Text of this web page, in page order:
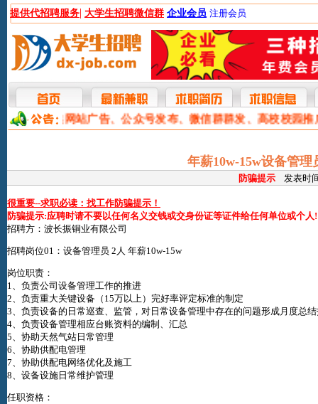
提供代招聘服务| 大学生招聘微信群 企业会员 注册会员
本网提供网站广告、公众号发布、微信群群发、高校校园
年薪10w-15w设备管
防骗提示 发表时
很重要--求职必读：找工作防骗提示！
防骗提示:应聘时请不要以任何名义交钱或交身份证等证件给任何单位或个人!
招聘方：波长振铜业有限公司
招聘岗位01：设备管理员 2人 年薪10w-15w
岗位职责：
1、负责公司设备管理工作的推进
2、负责重大关键设备（15万以上）完好率评定标准的制定
3、负责设备的日常巡查、监管，对日常设备管理中存在的问题形成月度总
4、负责设备管理相应台账资料的编制、汇总
5、协助天然气站日常管理
6、协助供配电管理
7、协助供配电网络优化及施工
8、设备设施日常维护管理
任职资格：